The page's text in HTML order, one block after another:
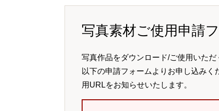
写真素材ご使用申請
写真作品をダウンロード/ご使用いただ
以下の申請フォームよりお申し込み
用URLをお知らせいたします。